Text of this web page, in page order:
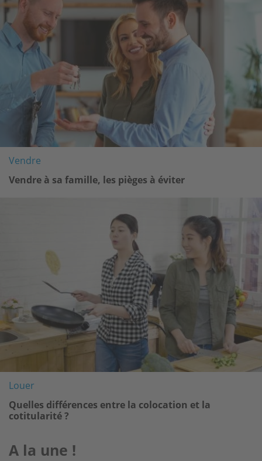
Vendre
Vendre à sa famille, les pièges à éviter
Louer
Quelles différences entre la colocation et la
cotitularité ?
A la une !